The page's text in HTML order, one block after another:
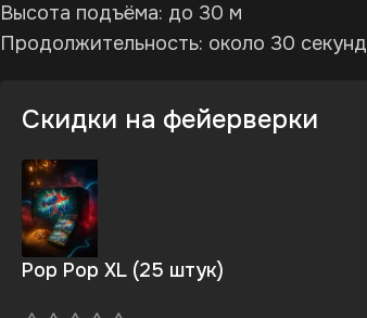
Высота подъёма: до 30 м
Продолжительность: около 30 секунд
Скидки на фейерверки
Pop Pop XL (25 штук)